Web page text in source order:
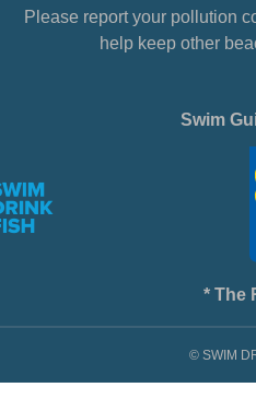
Please report your pollution
help keep other
Swim
* The
© SWIM